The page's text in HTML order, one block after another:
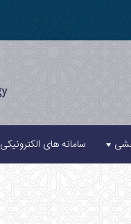
سامانه های الکترونیکی